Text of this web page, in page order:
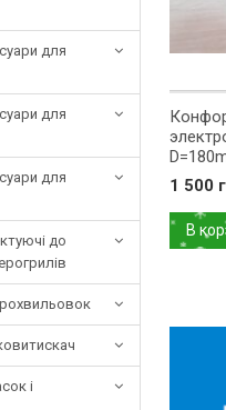
для
для
для
до
і
1 500
В